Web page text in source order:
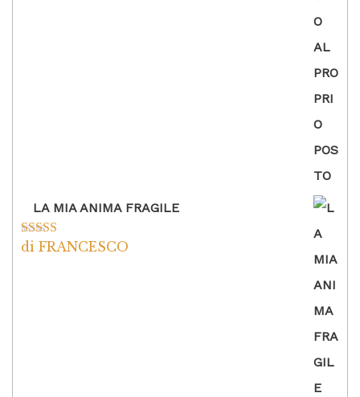
LA MIA ANIMA FRAGILE
Valutato5su
di FRANCESCO